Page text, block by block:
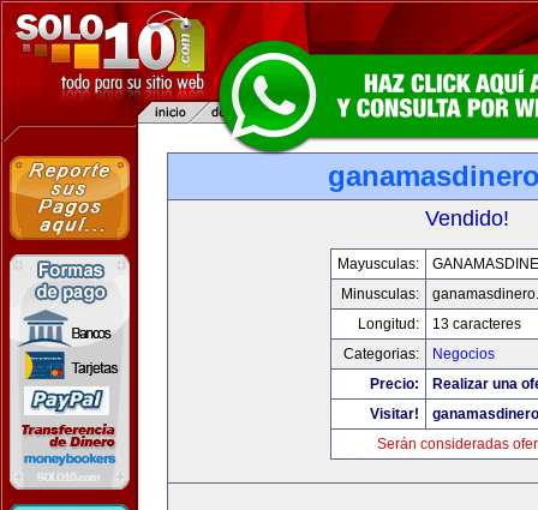
Vendido!
Mayusculas:
Minusculas:
Longitud:
13 caracteres
Categorias:
Negocios
Precio:
Realizar una
Visitar!
Serán consideradas